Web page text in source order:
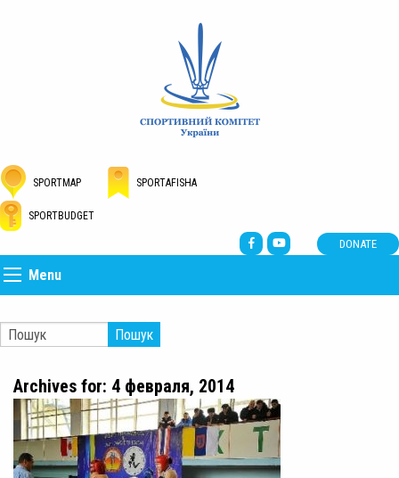
SPORTMAP SPORTAFISHA
SPORTBUDGET
DONATE
Menu
Пошук
Archives for: 4 февраля, 2014